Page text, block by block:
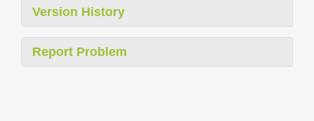
Version History
Report Problem